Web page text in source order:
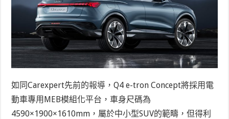
如同Carexpert先前的報導 ，Q4 e-tron Concept將採用電
動車專用MEB模組化平台，車身尺碼為
4590×1900×1610mm，屬於中小型SUV的範疇，但得利